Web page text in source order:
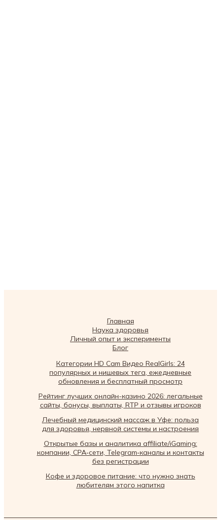
Главная
Наука здоровья
Личный опыт и эксперименты
Блог
Категории HD Cam Видео RealGirls: 24
популярных и нишевых тега, ежедневные
обновления и бесплатный просмотр
Рейтинг лучших онлайн-казино 2026: легальные
сайты, бонусы, выплаты, RTP и отзывы игроков
Лечебный медицинский массаж в Уфе: польза
для здоровья, нервной системы и настроения
Открытые базы и аналитика affiliate/iGaming:
компании, CPA‑сети, Telegram‑каналы и контакты
без регистрации
Кофе и здоровое питание: что нужно знать
любителям этого напитка